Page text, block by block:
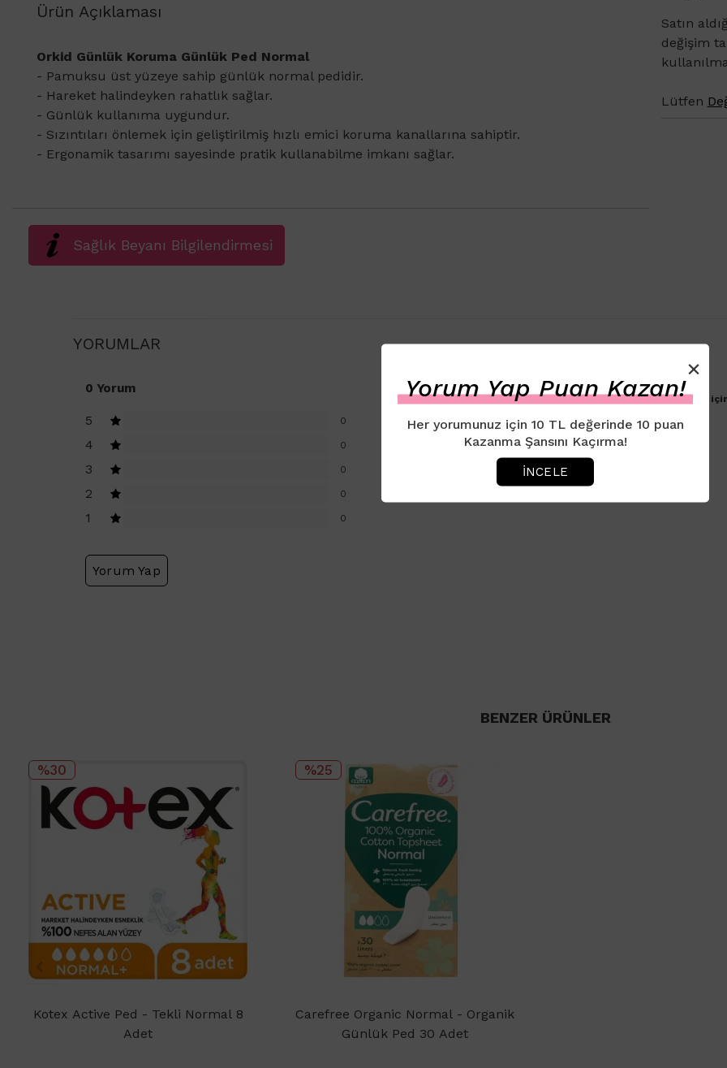
Ürün Açıklaması
Orkid Günlük Koruma Günlük Ped Normal
​- Pamuksu üst yüzeye sahip günlük normal pedidir.
- Hareket halindeyken rahatlık sağlar.
- Günlük kullanıma uygundur.
- Sızıntıları önlemek için geliştirilmiş hızlı emici koruma kanallarına sahiptir.
- Ergonamik tasarımı sayesinde pratik kullanabilme imkanı sağlar.
Sağlık Beyanı Bilgilendirmesi
Satın
değişim
Lütfen
YORUMLAR
0 Yorum
5 0
4 0
3 0
2 0
1 0
Yorum Yap
Ürün için henüz yorum eklenmemiştir. İlk yorumu yapmak
×
Yorum Yap Puan Kazan!
Her yorumunuz için 10 TL değerinde 10 puan
Kazanma Şansını Kaçırma!
İNCELE
BENZER ÜRÜNLER
%30
Kotex Active Ped - Tekli Normal 8
Adet
%25
Carefree Organic Normal - Organik
Günlük Ped 30 Adet